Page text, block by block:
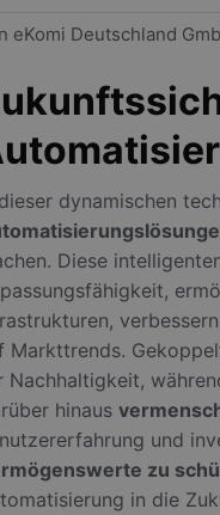
eKomi Deutschland
dynamischen
Diese
Markttrends.
Nachhaltigkeit,
hinaus
und
zu
in die